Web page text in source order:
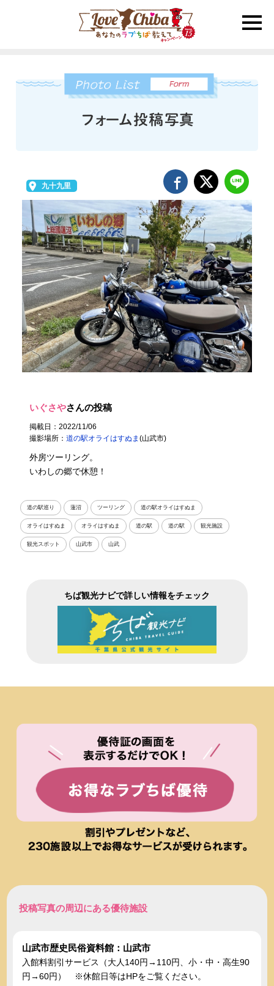
toggle
九十九里
いぐさやさんの投稿
掲載日：2022/11/06
撮影場所：道の駅オライはすぬま(山武市)
外房ツーリング。
いわしの郷で休憩！
道の駅巡り 蓮沼 ツーリング 道の駅オライはすぬま
オライはすぬま オライはすぬま 道の駅 道の駅 観光施設
観光スポット 山武市 山武
ちば観光ナビで詳しい情報をチェック
投稿写真の周辺にある優待施設
山武市歴史民俗資料館：山武市
入館料割引サービス（大人140円→110円、小・中・高生90
円→60円） ※休館日等はHPをご覧ください。